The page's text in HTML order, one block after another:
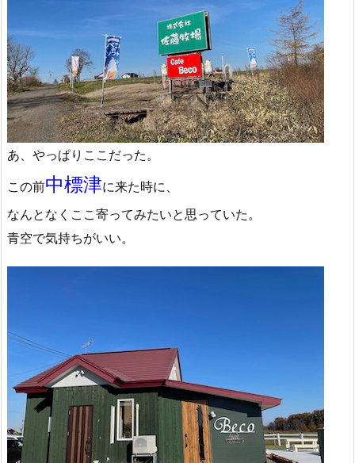
あ、やっぱりここだった。
この前中標津に来た時に、
なんとなくここ寄ってみたいと思っていた。
青空で気持ちがいい。